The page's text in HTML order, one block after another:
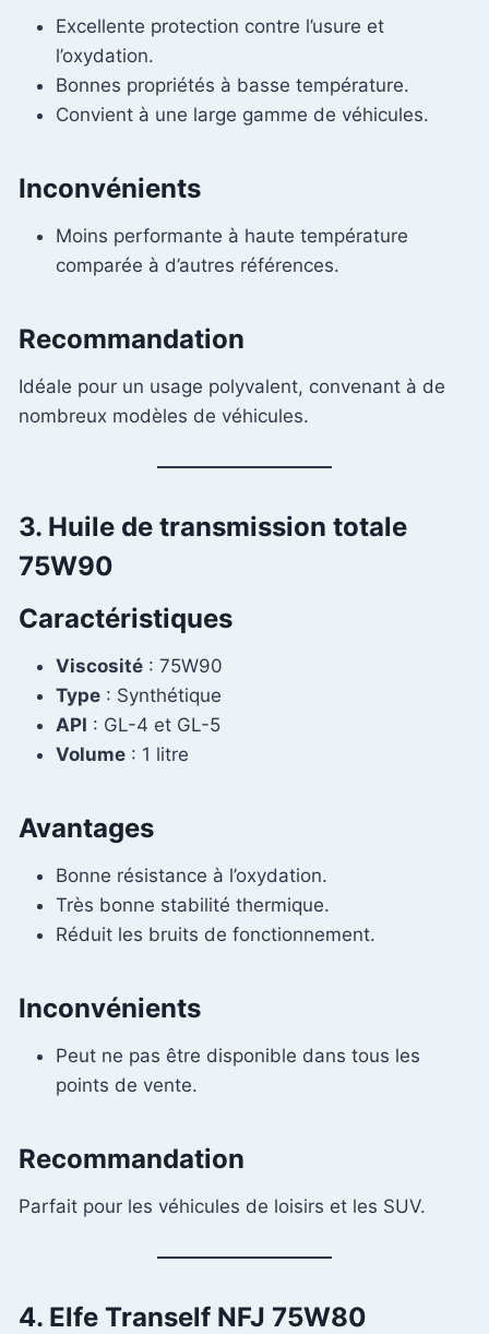
Excellente protection contre l’usure et
l’oxydation.
Bonnes propriétés à basse température.
Convient à une large gamme de véhicules.
Inconvénients
Moins performante à haute température
comparée à d’autres références.
Recommandation
Idéale pour un usage polyvalent, convenant à de
nombreux modèles de véhicules.
3. Huile de transmission totale
75W90
Caractéristiques
Viscosité : 75W90
Type : Synthétique
API : GL-4 et GL-5
Volume : 1 litre
Avantages
Bonne résistance à l’oxydation.
Très bonne stabilité thermique.
Réduit les bruits de fonctionnement.
Inconvénients
Peut ne pas être disponible dans tous les
points de vente.
Recommandation
Parfait pour les véhicules de loisirs et les SUV.
4. Elfe Tranself NFJ 75W80